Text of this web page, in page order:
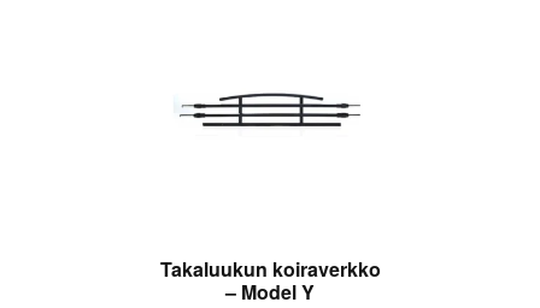
Takaluukun koiraverkko
– Model Y